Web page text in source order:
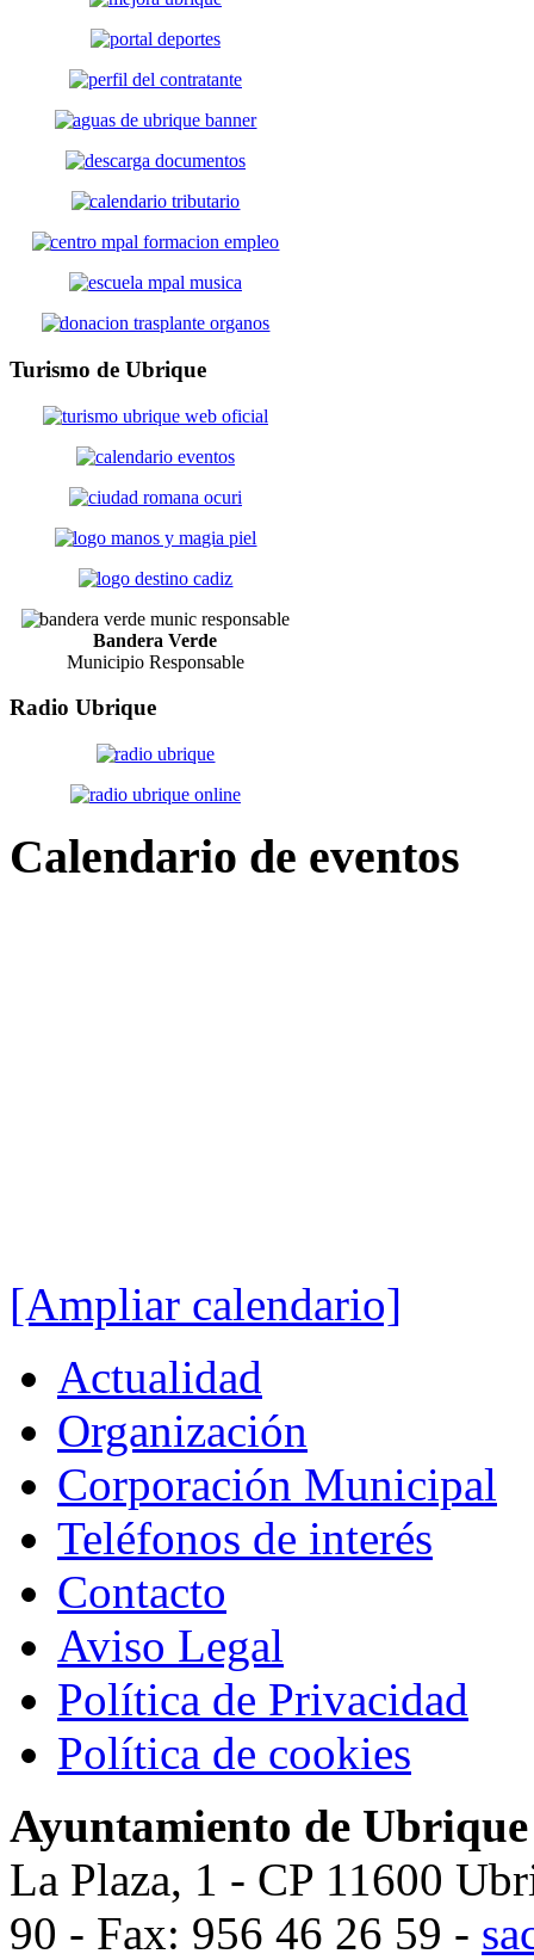
Turismo de Ubrique
Bandera Verde
Municipio Responsable
Radio Ubrique
Calendario de eventos
[Ampliar calendario]
Actualidad
Organización
Corporación Municipal
Teléfonos de interés
Contacto
Aviso Legal
Política de Privacidad
Política de cookies
Ayuntamiento de Ubrique
La Plaza, 1 - CP 11600
90 - Fax: 956 46 26 59 -